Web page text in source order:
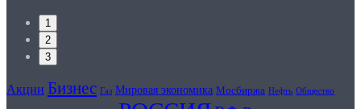
1
2
3
Акции Бизнес Газ Мировая экономика Мосбиржа Нефть Общество